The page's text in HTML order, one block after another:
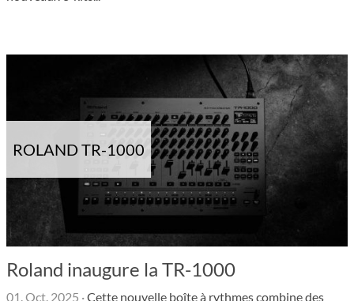
ROLAND TR-1000
Roland inaugure la TR-1000
01. Oct. 2025 ·Cette nouvelle boîte à rythmes combine des